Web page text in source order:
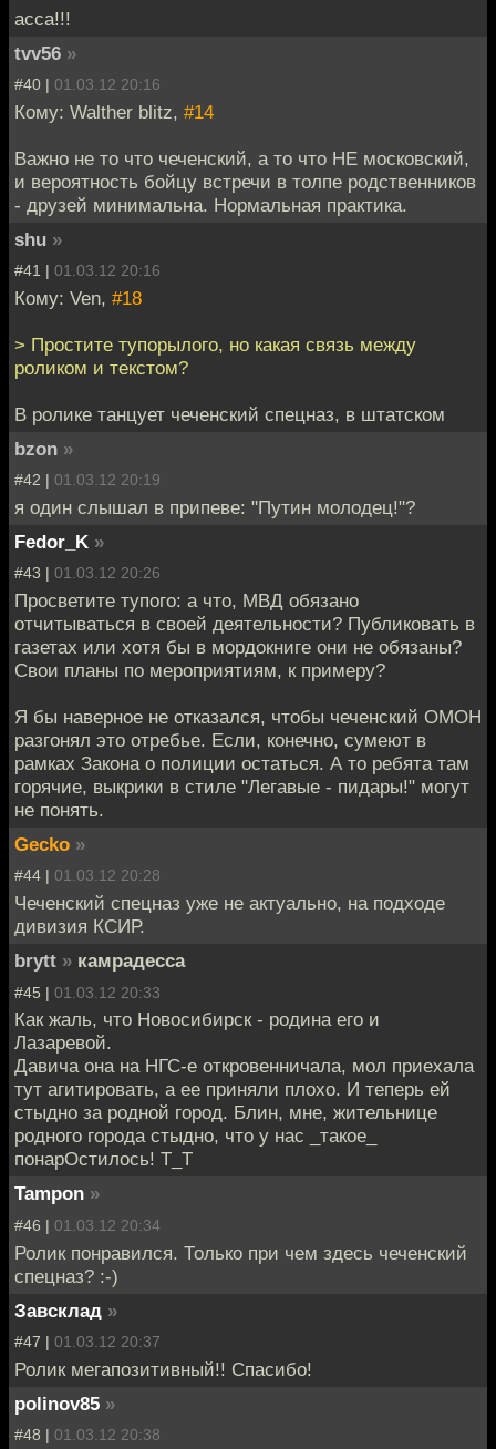
асса!!!
tvv56 »
#40 | 01.03.12 20:16
Кому: Walther blitz, #14
Важно не то что чеченский, а то что НЕ московский,
и вероятность бойцу встречи в толпе родственников
- друзей минимальна. Нормальная практика.
shu »
#41 | 01.03.12 20:16
Кому: Ven, #18
> Простите тупорылого, но какая связь между
роликом и текстом?
В ролике танцует чеченский спецназ, в штатском
bzon »
#42 | 01.03.12 20:19
я один слышал в припеве: "Путин молодец!"?
Fedor_K »
#43 | 01.03.12 20:26
Просветите тупого: а что, МВД обязано
отчитываться в своей деятельности? Публиковать в
газетах или хотя бы в мордокниге они не обязаны?
Свои планы по мероприятиям, к примеру?
Я бы наверное не отказался, чтобы чеченский ОМОН
разгонял это отребье. Если, конечно, сумеют в
рамках Закона о полиции остаться. А то ребята там
горячие, выкрики в стиле "Легавые - пидары!" могут
не понять.
Gecko »
#44 | 01.03.12 20:28
Чеченский спецназ уже не актуально, на подходе
дивизия КСИР.
brytt » камрадесса
#45 | 01.03.12 20:33
Как жаль, что Новосибирск - родина его и
Лазаревой.
Давича она на НГС-е откровенничала, мол приехала
тут агитировать, а ее приняли плохо. И теперь ей
стыдно за родной город. Блин, мне, жительнице
родного города стыдно, что у нас _такое_
понарОстилось! Т_Т
Tampon »
#46 | 01.03.12 20:34
Ролик понравился. Только при чем здесь чеченский
спецназ? :-)
Завсклад »
#47 | 01.03.12 20:37
Ролик мегапозитивный!! Спасибо!
polinov85 »
#48 | 01.03.12 20:38